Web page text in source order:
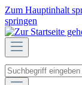
Zum Hauptinhalt
springen